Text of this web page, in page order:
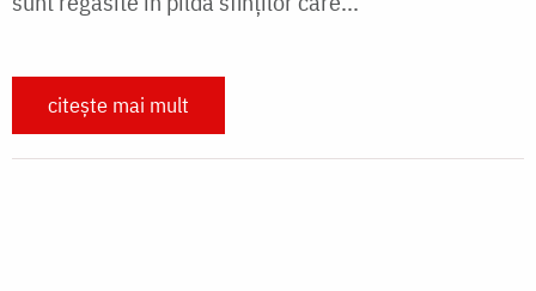
strângere de fonduri pentru vârstnicii din satul
citește mai mult